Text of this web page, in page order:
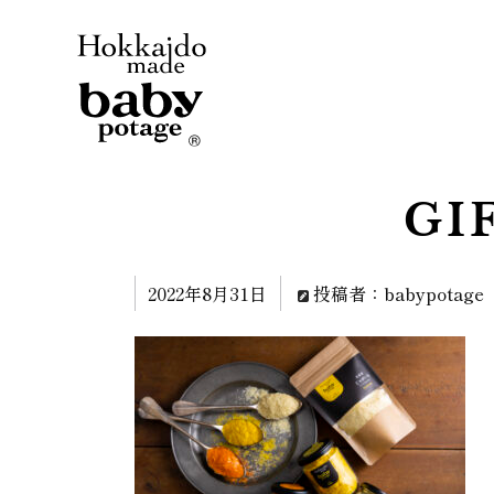
2022年8月31日 投稿者：babypotage